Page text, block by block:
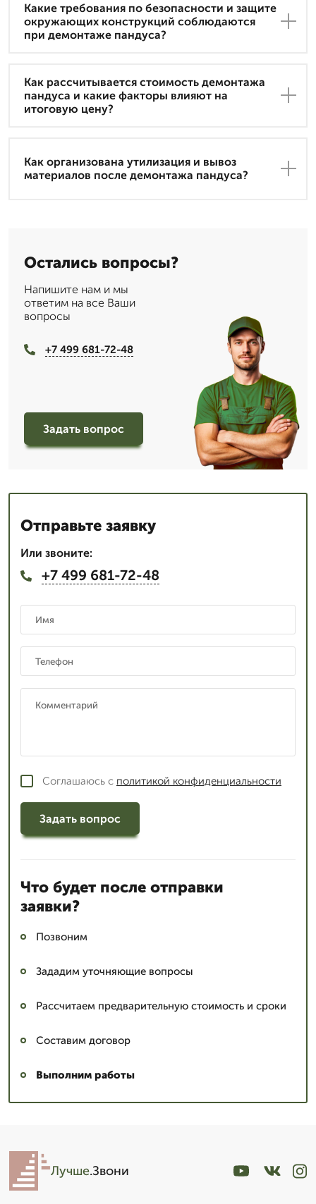
Какие требования по безопасности и защите
окружающих конструкций соблюдаются
при демонтаже пандуса?
Как рассчитывается стоимость демонтажа
пандуса и какие факторы влияют на
итоговую цену?
Как организована утилизация и вывоз
материалов после демонтажа пандуса?
Остались вопросы?
Напишите нам и мы
ответим на все Ваши
вопросы
+7 499 681-72-48
Задать вопрос
Отправьте заявку
Или звоните:
+7 499 681-72-48
Соглашаюсь с политикой конфиденциальности
Задать вопрос
Что будет после отправки
заявки?
Позвоним
Зададим уточняющие вопросы
Рассчитаем предварительную стоимость и сроки
Составим договор
Выполним работы
Лучше.Звони